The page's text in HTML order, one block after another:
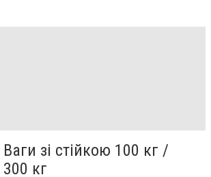
Ваги зі стійкою 100 кг /
300 кг